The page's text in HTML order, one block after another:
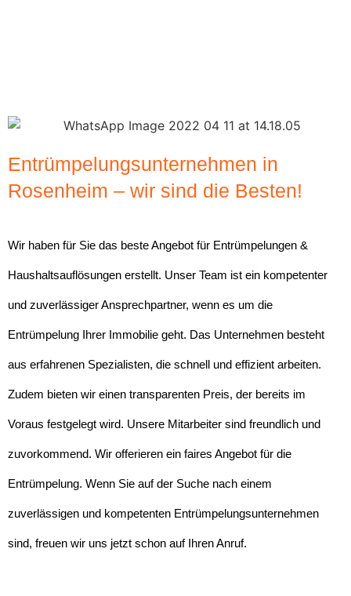
Entrümpelungsunternehmen in
Rosenheim – wir sind die Besten!
Wir haben für Sie das beste Angebot für Entrümpelungen &
Haushaltsauflösungen erstellt. Unser Team ist ein kompetenter
und zuverlässiger Ansprechpartner, wenn es um die
Entrümpelung Ihrer Immobilie geht. Das Unternehmen besteht
aus erfahrenen Spezialisten, die schnell und effizient arbeiten.
Zudem bieten wir einen transparenten Preis, der bereits im
Voraus festgelegt wird. Unsere Mitarbeiter sind freundlich und
zuvorkommend. Wir offerieren ein faires Angebot für die
Entrümpelung. Wenn Sie auf der Suche nach einem
zuverlässigen und kompetenten Entrümpelungsunternehmen
sind, freuen wir uns jetzt schon auf Ihren Anruf.